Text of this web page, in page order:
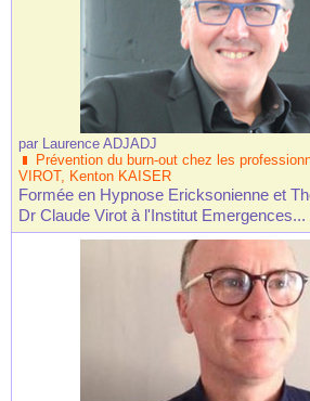
par Laurence ADJADJ
Prévention du burn-out chez les
VIROT, Kenton KAISER
Formée en Hypnose Ericksonienne et
Dr Claude Virot à l'Institut Emergences...